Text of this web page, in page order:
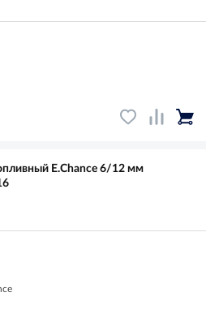
E.Chance 6/12 мм